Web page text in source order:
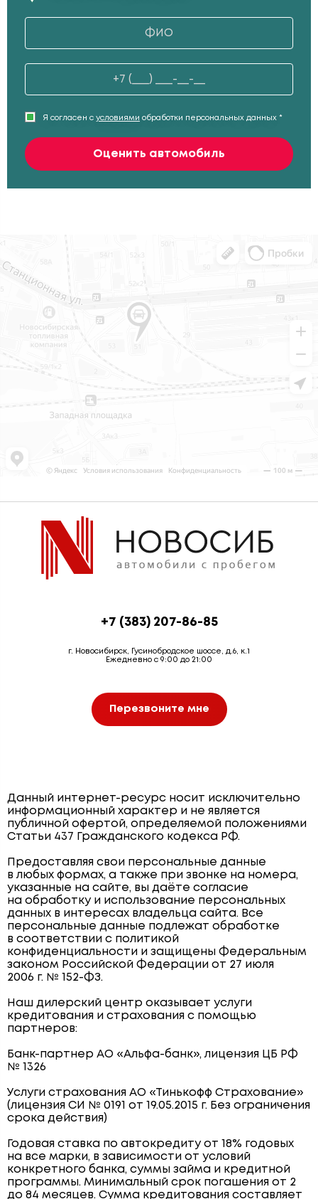
Я согласен с условиями обработки персональных данных *
Оценить автомобиль
+7 (383) 207-86-85
г. Новосибирск, Гусинобродское шоссе, д.6, к.1
Ежедневно с 9:00 до 21:00
Перезвоните мне
Данный интернет-ресурс носит исключительно
информационный характер и не является
публичной офертой, определяемой положениями
Статьи 437 Гражданского кодекса РФ.
Предоставляя свои персональные данные
в любых формах, а также при звонке на номера,
указанные на сайте, вы даёте согласие
на обработку и использование персональных
данных в интересах владельца сайта. Все
персональные данные подлежат обработке
в соответствии с политикой
конфиденциальности и защищены Федеральным
законом Российской Федерации от 27 июля
2006 г. № 152-ФЗ.
Наш дилерский центр оказывает услуги
кредитования и страхования с помощью
партнеров:
Банк-партнер АО «Альфа-банк», лицензия ЦБ РФ
№ 1326
Услуги страхования АО «Тинькофф Страхование»
(лицензия СИ № 0191 от 19.05.2015 г. Без ограничения
срока действия)
Годовая ставка по автокредиту от 18% годовых
на все марки, в зависимости от условий
конкретного банка, суммы займа и кредитной
программы. Минимальный срок погашения от 2
до 84 месяцев. Сумма кредитования составляет